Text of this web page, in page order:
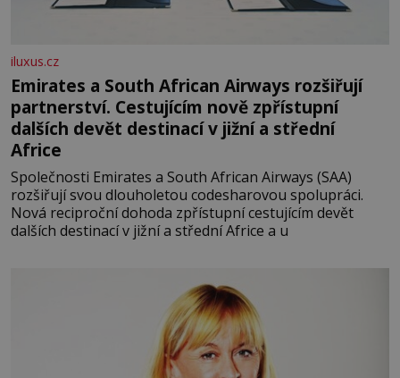
iluxus.cz
Emirates a South African Airways rozšiřují
partnerství. Cestujícím nově zpřístupní
dalších devět destinací v jižní a střední
Africe
Společnosti Emirates a South African Airways (SAA)
rozšiřují svou dlouholetou codesharovou spolupráci.
Nová reciproční dohoda zpřístupní cestujícím devět
dalších destinací v jižní a střední Africe a u